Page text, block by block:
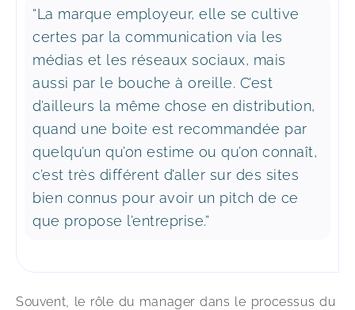
“La marque employeur, elle se cultive
certes par la communication via les
médias et les réseaux sociaux, mais
aussi par le bouche à oreille. C’est
d’ailleurs la même chose en distribution,
quand une boite est recommandée par
quelqu’un qu’on estime ou qu’on connaît,
c’est très différent d’aller sur des sites
bien connus pour avoir un pitch de ce
que propose l’entreprise.”
Souvent, le rôle du manager dans le processus du